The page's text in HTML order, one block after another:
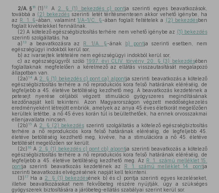
2/A. § 11 (1) 12 A 2. § (1) bekezdés c) pontja szerinti egyes beavatkozások,
továbbá a (2) bekezdés szerinti letét térítésmentesen akkor vehető igénybe, ha
az R. 1. §-ában, valamint1/A–1/C. §-ában foglalt feltételek a (2) bekezdésben
foglalt kivételekkel fennállnak.
(2) A kötelező egészségbiztosítás terhére nem vehető igénybe az (1) bekezdés
szerinti szolgáltatás, ha
a) 13 a beavatkozásra az R. 1/A. §-ának b) pontja szerinti esetben, nem
egészségügyi indokból kerül sor,
b) az ivarsejtek letételére nem egészségügyi indokból kerül sor,
c) az egészségügyről szóló 1997. évi CLIV. törvény 20. § (3) bekezdésében
foglaltaknak megfelelően a kérelmező az ellátás visszautasítását megalapozó
állapotban van.
(2a) 14 A 2. § (1) bekezdés c) pont ca) alpontja szerinti beavatkozás a kötelező
egészségbiztosítás terhére a nő reprodukciós kora felső határának eléréséig, de
legfeljebb a 45. életéve betöltéséig kezdhető meg. A beavatkozás kezdetének a
petesejt nyerése céljából végzett stimuláció gyógyszeres megindításának
kezdőnapját kell tekinteni. Azon Magyarországon végzett meddőségkezelés
eredményeként létrejött embriók, amelyek az anya 45 éves életkorát megelőzően
kerültek letétbe, a nő 45 éves korán túl is beültethetőek, ha ennek orvosszakmai
ellenjavallata nincsen.
(2b) 15 A 2. § (2) bekezdés szerinti szolgáltatás a kötelező egészségbiztosítás
terhére a nő reprodukciós kora felső határának eléréséig, de legfeljebb 45.
életéve betöltéséig kezdhető meg, kivéve, ha a stimulációra a nő 45. életéve
betöltését megelőzően sor került.
(2c) 16 A 2. § (1) bekezdés c) pont cb) alpontja szerinti beavatkozás a kötelező
egészségbiztosítás terhére a nő reprodukciós kora felső határának eléréséig, de
legfeljebb a 45. életéve betöltéséig kezdhető meg. Az R. 1. számú melléklet 15.
pontja szerinti beavatkozás kezdetének az R. 1. számú melléklet 14. pontja
szerinti beavatkozás elvégzésének napját kell tekinteni.
(3) 17 Ha a 2. § (1) bekezdésének b) és c) pontja szerinti egyes kezeléseket,
illetve beavatkozásokat nem fekvőbeteg részére nyújtják, úgy a szükséges
gyógyszerek biztosítására a járóbeteg-ellátás szabályai szerint kerül sor.